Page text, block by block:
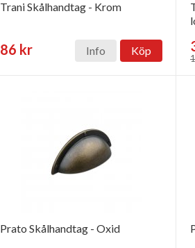
Trani Skålhandtag - Krom
86 kr Info Köp
Prato Skålhandtag - Oxid